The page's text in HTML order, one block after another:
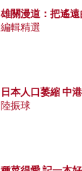
雄關漫道：把遙
編輯精選
日本人口萎縮 中
陸振球